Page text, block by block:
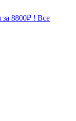
за 8800₽ ! Все